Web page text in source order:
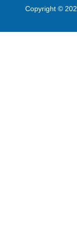
Copyright ©